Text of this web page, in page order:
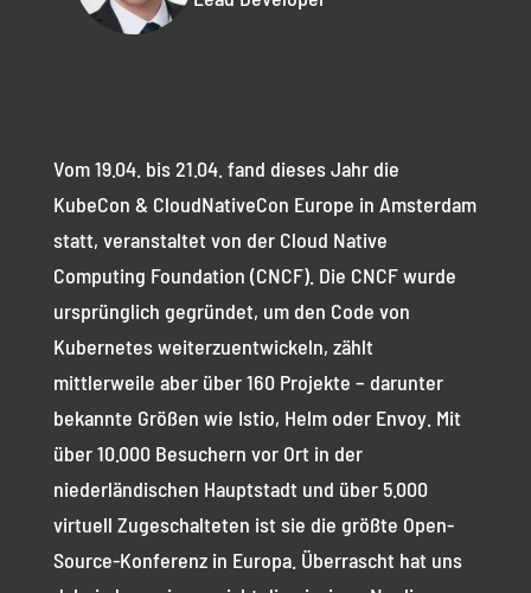
Vom 19.04. bis 21.04. fand dieses Jahr die
KubeCon & CloudNativeCon Europe in Amsterdam
statt, veranstaltet von der Cloud Native
Computing Foundation (CNCF). Die CNCF wurde
ursprünglich gegründet, um den Code von
Kubernetes weiterzuentwickeln, zählt
mittlerweile aber über 160 Projekte – darunter
bekannte Größen wie Istio, Helm oder Envoy. Mit
über 10.000 Besuchern vor Ort in der
niederländischen Hauptstadt und über 5.000
virtuell Zugeschalteten ist sie die größte Open-
Source-Konferenz in Europa. Überrascht hat uns